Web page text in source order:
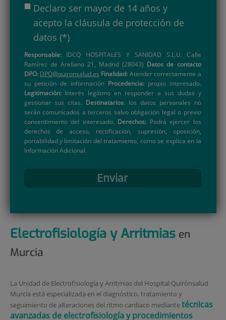
Declaro ser mayor de 14 años y
acepto la cláusula de protección de
datos (*)
Responsable:IDCQ HOSPITALES Y SANIDAD S.L.U. Calle
Ramírez de Arellano 21, Madrid (28043) Datos de contacto
DPO: DPO@quironsalud.es Finalidad: Atender correctamente a
su petición de información Procedencia:propio interesado.
Legitimación:Interés legítimo en responder a sus dudas y
gestionar sus citas. Destinatarios: los datos personales no
serán comunicados a terceros salvo obligación legal o previo
consentimiento del interesado. Derechos: Podrá ejercer los
derechos de acceso, rectificación, supresión, oposición,
portabilidad y limitación del tratamiento, como se explica en la
Información Adicional.
Enviar
Electrofisiología y Arritmiasen
Murcia
La Unidad de Electrofisiología y Arritmias del Hospital Quirónsalud
Murcia está especializada en el diagnóstico, tratamiento y
seguimiento de alteraciones del ritmo cardiaco mediantetécnicas
avanzadas de electrofisiología y procedimientos